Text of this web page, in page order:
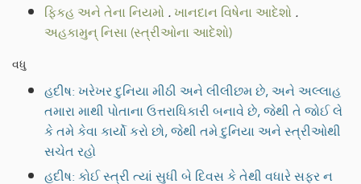
ફિકહ અને તેના નિયમો .ખાનદાન વિષેના આદેશો .
અહકામુન્ નિસા (સ્ત્રીઓના આદેશો)
વધુ
હદીષ: ખરેખર દુનિયા મીઠી અને લીલીછમ છે, અને અલ્લાહ
તમારા માથી પોતાના ઉત્તરાધિકારી બનાવે છે, જેથી તે જોઈ લે
કે તમે કેવા કાર્યો કરો છો, જેથી તમે દુનિયા અને સ્ત્રીઓથી
સચેત રહો
હદીષ: કોઈ સ્ત્રી ત્યાં સુધી બે દિવસ કે તેથી વધારે સફર ન